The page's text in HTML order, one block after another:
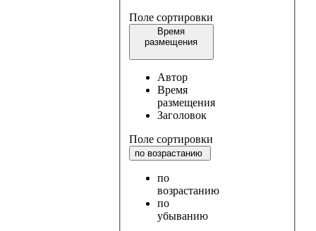
Поле сортировки
Время
размещения
Автор
Время
размещения
Заголовок
Поле сортировки
по возрастанию
по
возрастанию
по
убыванию